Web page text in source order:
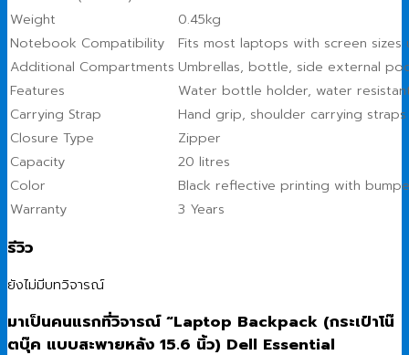
Weight
0.45kg
Notebook Compatibility
Fits most laptops with screen sizes
Additional Compartments Umbrellas, bottle, side external
Features
Water bottle holder, water
Carrying Strap
Hand grip, shoulder carrying straps
Closure Type
Zipper
Capacity
20 litres
Color
Black reflective printing with
Warranty
3 Years
รีวิว
ยังไม่มีบทวิจารณ์
มาเป็นคนแรกที่วิจารณ์ “Laptop Backpack (กระเป๋าโน๊
ตบุ๊ค แบบสะพายหลัง 15.6 นิ้ว) Dell Essential